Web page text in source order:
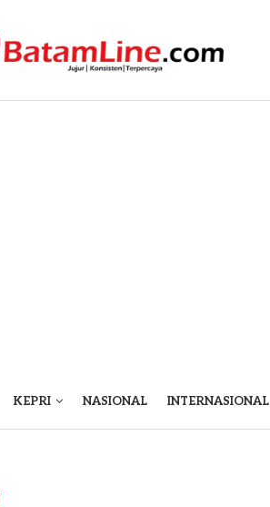
KEPRI NASIONAL INTERNASIONAL